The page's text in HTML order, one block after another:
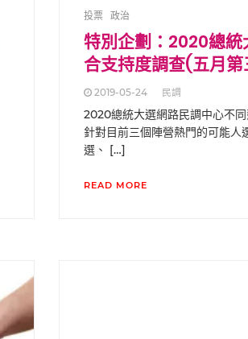
投票 政治
特別企劃：2020總
合支持度調查(五月
2019-05-24 民調
2020總統大選網路民調中心不同
針對目前三個陣營熱門的可能人
選、 […]
READ MORE